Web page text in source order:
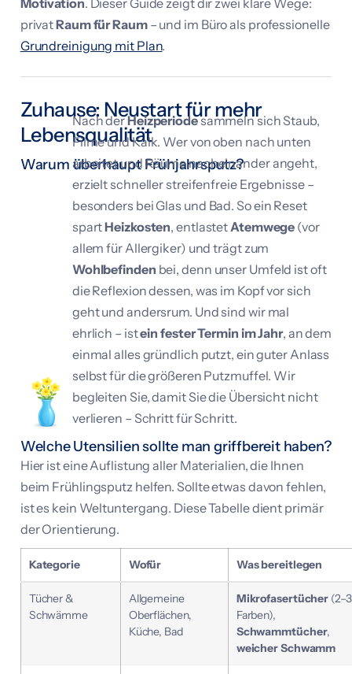
privatRaum für Raum– und im Büro als professionelle
Grundreinigung mit Plan.
Zuhause: Neustart für mehr
Lebensqualität
Warum überhaupt Frühjahrsputz?
Nach derHeizperiodesammeln sich Staub,
Filme und Kalk. Wer von oben nach unten
arbeitet und Räume nacheinander angeht,
erzielt schneller streifenfreie Ergebnisse –
besonders bei Glas und Bad. So ein Reset
spartHeizkosten, entlastet Atemwege (vor
allem für Allergiker) und trägt zum
Wohlbefinden bei, denn unser Umfeld ist oft
die Reflexion dessen, was im Kopf vor sich
geht und andersrum. Und sind wir mal
ehrlich – istein fester Termin im Jahr, an dem
einmal alles gründlich putzt, ein guter Anlass
selbst für die größeren Putzmuffel. Wir
begleiten Sie, damit Sie die Übersicht nicht
verlieren – Schritt für Schritt.
Welche Utensilien sollte man griffbereit haben?
Hier ist eine Auflistung aller Materialien, die Ihnen
beim Frühlingsputz helfen. Sollte etwas davon fehlen,
ist es kein Weltuntergang. Diese Tabelle dient primär
der Orientierung.
Kategorie Wofür Was bereitlegen
Tücher &
Schwämme
Allgemeine
Oberflächen,
Küche, Bad
Mikrofasertücher (2–3
Farben),
Schwammtücher,
weicher Schwamm